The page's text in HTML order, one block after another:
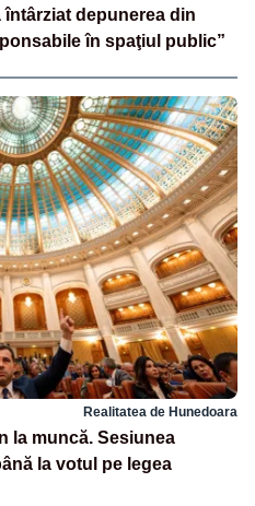
depunerea din
în spaţiul public”
Realitatea de Hunedoara
la muncă. Sesiunea
la votul pe legea